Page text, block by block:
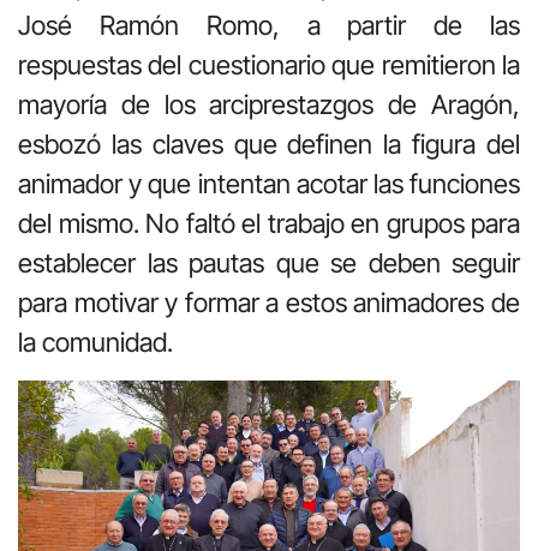
José Ramón Romo, a partir de las
respuestas del cuestionario que remitieron la
mayoría de los arciprestazgos de Aragón,
esbozó las claves que definen la figura del
animador y que intentan acotar las funciones
del mismo. No faltó el trabajo en grupos para
establecer las pautas que se deben seguir
para motivar y formar a estos animadores de
la comunidad.